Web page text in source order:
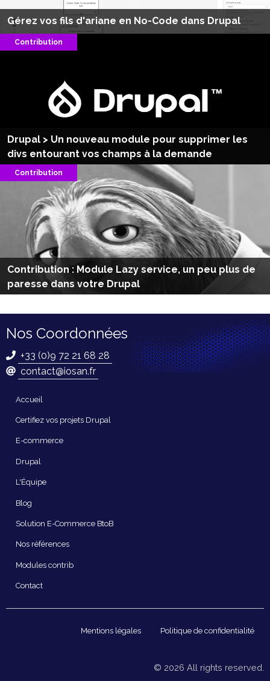
Gérez vos fils d'ariane en No-Code dans Drupal
Contribution
Drupal > Un nouveau module pour supprimer les
divs entourant vos champs à la demande
Contribution
Contribution : Module Lazy service, un peu plus de
paresse dans votre Drupal
Nos Coordonnées
+33 (0)9 72 21 68 28
contact@iosan.fr
Navigation
principale
Accueil
Certifiez vos projets Drupal
E-commerce
Drupal
L'Équipe
Blog
Solution E-Commerce BtoB
Nos références
Modules contrib
Contact
Mentions légales Politique de confidentialité
© 2026 All rights reserved.